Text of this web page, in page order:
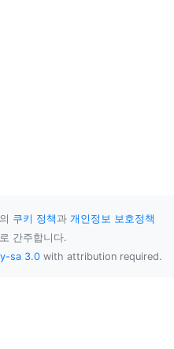
쿠키 정책과 개인정보 보호정책
간주합니다.
sa 3.0 with attribution required.